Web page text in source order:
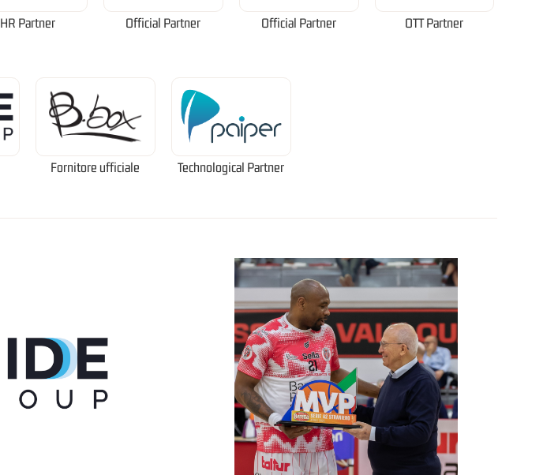
HR Partner Official Partner Official Partner OTT Partner
Fornitore ufficiale Technological Partner